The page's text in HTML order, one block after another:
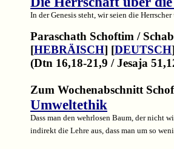
In der Genesis steht, wir seien die
Paraschath Schoftim /
[HEBRÄISCH] [DEUTSCH
(Dtn 16,18-21,9 / Jesaja
Zum Wochenabschnitt
Umweltethik
Dass man den wehrlosen Baum, der nicht
indirekt die Lehre aus, dass man um so